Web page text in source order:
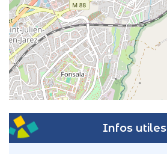
Infos utiles